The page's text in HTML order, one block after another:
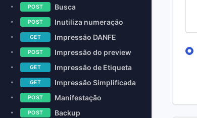
POST Busca
POST Inutiliza numeração
GET Impressão DANFE
POST Impressão do preview
GET Impressão de Etiqueta
GET Impressão Simplificada
POST Manifestação
POST Backup